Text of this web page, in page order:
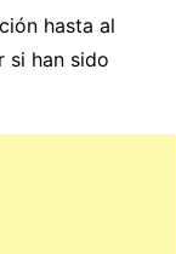
hasta al
si han sido